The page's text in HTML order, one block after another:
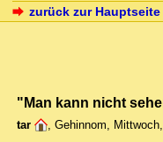
zurück zur Hauptseite
"Man kann nicht
tar , Gehinnom,